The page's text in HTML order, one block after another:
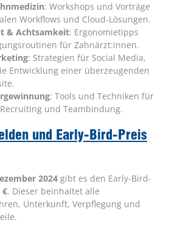
: Workshops und Vorträge
Workflows und Cloud-Lösungen.
& Achtsamkeit: Ergonomietipps
für Zahnärzt:innen.
: Strategien für Social Media,
Entwicklung einer überzeugenden
: Tools und Techniken für
und Teambindung.
und Early-Bird-Preis
2024 gibt es den Early-Bird-
€. Dieser beinhaltet alle
Unterkunft, Verpflegung und